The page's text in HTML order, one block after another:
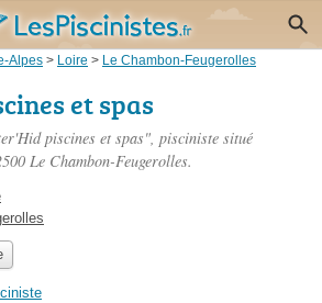
Alpes > Loire > Le Chambon-Feugerolles
et spas
piscines et spas", pisciniste situé
Le Chambon-Feugerolles.